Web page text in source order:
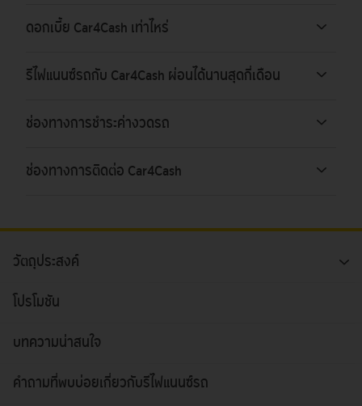
ดอกเบี้ย Car4Cash เท่าไหร่
รีไฟแนนซ์รถกับ Car4Cash ผ่อนได้นานสุดกี่เดือน
ช่องทางการชำระค่างวดรถ
ช่องทางการติดต่อ Car4Cash
วัตถุประสงค์
โปรโมชัน
บทความน่าสนใจ
คำถามที่พบบ่อยเกี่ยวกับรีไฟแนนซ์รถ